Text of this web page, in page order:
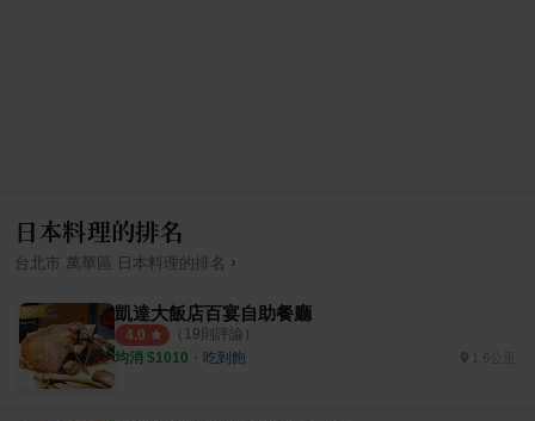
日本料理的排名
台北市 萬華區 日本料理 的排名 ›
凱達大飯店百宴自助餐廳
4.0 （ 19則評論）
均消 $1010 ・ 吃到飽 1.6公里